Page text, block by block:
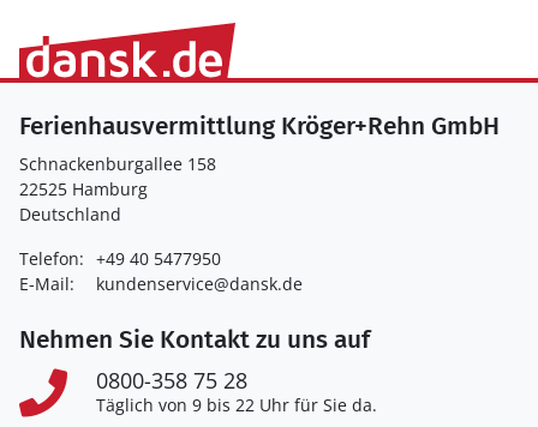
Ferienhausvermittlung Kröger+Rehn GmbH
Schnackenburgallee 158
22525 Hamburg
Deutschland
Telefon: +49 40 5477950
E-Mail:
kundenservice@dansk.de
Nehmen Sie Kontakt zu uns auf
0800-358 75 28
Täglich von 9 bis 22 Uhr für Sie da.